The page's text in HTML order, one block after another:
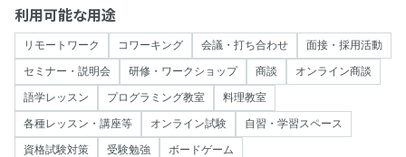
利用可能な用途
リモートワーク コワーキング 会議・打ち合わせ 面接・採用活動
セミナー・説明会 研修・ワークショップ 商談 オンライン商談
語学レッスン プログラミング教室 料理教室
各種レッスン・講座等 オンライン試験 自習・学習スペース
資格試験対策 受験勉強 ボードゲーム